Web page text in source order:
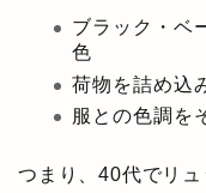
ブラック・ベ
色
荷物を詰め込
服との色調を
つまり、40代でリュ